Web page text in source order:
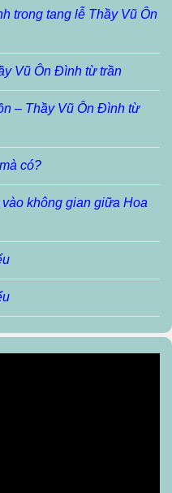
trong tang lễ Thầy Vũ Ôn
Vũ Ôn Đình từ trần
– Thầy Vũ Ôn Đình từ
có?
không gian giữa Hoa